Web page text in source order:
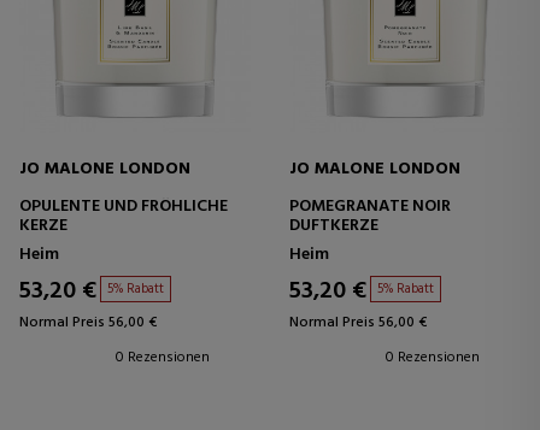
JO MALONE LONDON
OPULENTE UND FRÖHLICHE
KERZE
Heim
53,20 € 5% Rabatt
Normal Preis 56,00 €
0 Rezensionen
JO MALONE LONDON
POMEGRANATE NOIR
DUFTKERZE
Heim
53,20 € 5% Rabatt
Normal Preis 56,00 €
0 Rezensionen